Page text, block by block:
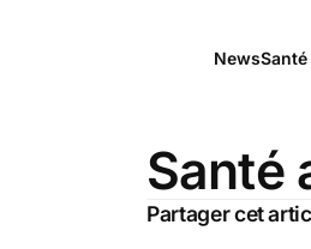
News
Santé
Partager cet